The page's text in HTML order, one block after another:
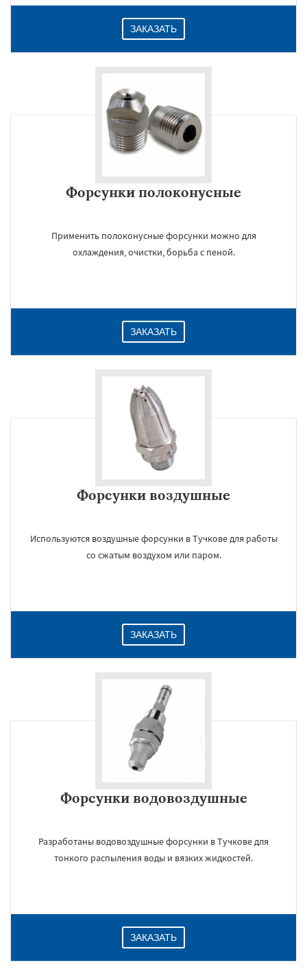
ЗАКАЗАТЬ
Форсунки полоконусные
Применить полоконусные форсунки можно для
охлаждения, очистки, борьба с пеной.
ЗАКАЗАТЬ
Форсунки воздушные
Используются воздушные форсунки в Тучкове для работы
со сжатым воздухом или паром.
ЗАКАЗАТЬ
Форсунки водовоздушные
Разработаны водовоздушные форсунки в Тучкове для
тонкого распыления воды и вязких жидкостей.
ЗАКАЗАТЬ
Даю согласие на обработку персональных данных